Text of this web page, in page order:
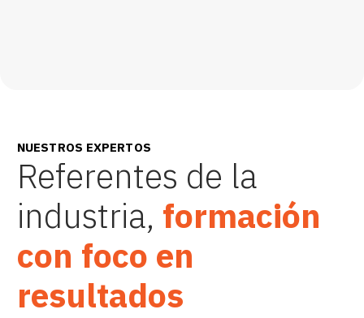
NUESTROS EXPERTOS
Referentes de la
industria, formación
con foco en
resultados